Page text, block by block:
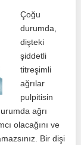
Çoğu
durumda,
dişteki
şiddetli
titreşimli
ağrılar
pulpitisin
ağrı
olacağını ve
Bir dişi